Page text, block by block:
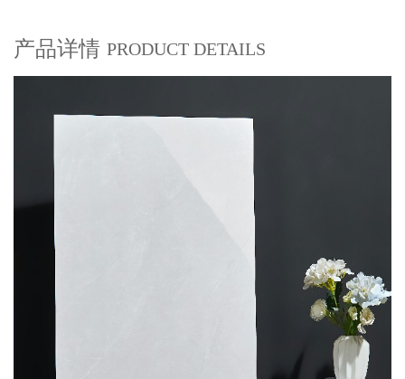
产品详情 PRODUCT DETAILS